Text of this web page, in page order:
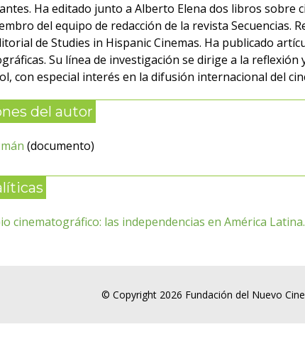
Ha editado junto a Alberto Elena dos libros sobre
del equipo de redacción de la revista
de Studies in Hispanic Cinemas. Ha publicado
Su línea de investigación se dirige a la
con especial interés en la difusión internacional del
del autor
(documento)
cinematográfico: las independencias en América Latina.
© Copyright 2026 Fundación del Nuevo